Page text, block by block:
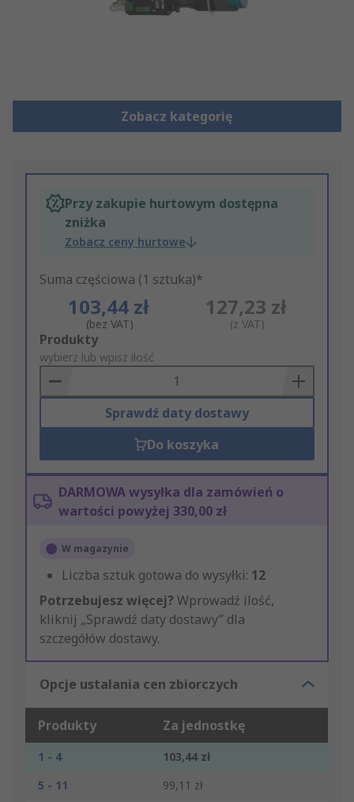
Zobacz kategorię
Przy zakupie hurtowym dostępna
zniżka
Zobacz ceny hurtowe
Suma częściowa (1 sztuka)*
103,44 zł
(bez VAT)
127,23 zł
(z VAT)
Add
to
Basket
Produkty
wybierz lub wpisz ilość
Sprawdź daty dostawy
Do koszyka
DARMOWA wysyłka dla zamówień o
wartości powyżej 330,00 zł
W magazynie
Liczba sztuk gotowa do wysyłki: 12
Potrzebujesz więcej? Wprowadź ilość,
kliknij „Sprawdź daty dostawy” dla
szczegółów dostawy.
Opcje ustalania cen zbiorczych
Produkty Za jednostkę
1 - 4
103,44 zł
5 - 11
99,11 zł